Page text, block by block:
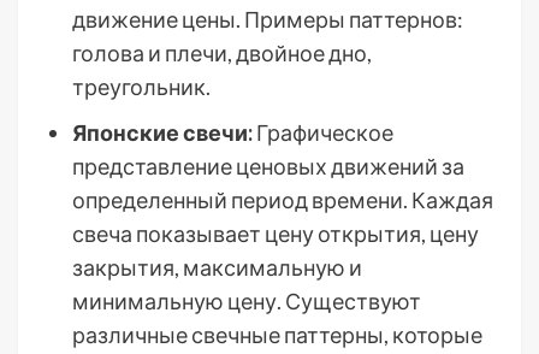
движение цены. Примеры паттернов:
голова и плечи, двойное дно,
треугольник.
Японские свечи:Графическое
представление ценовых движений за
определенный период времени. Каждая
свеча показывает цену открытия, цену
закрытия, максимальную и
минимальную цену. Существуют
различные свечные паттерны, которые